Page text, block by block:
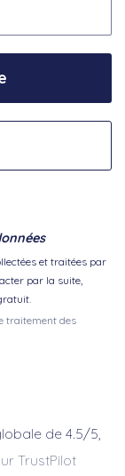
et traitées par
par la suite,
traitement des
de 4.5/5,
TrustPilot